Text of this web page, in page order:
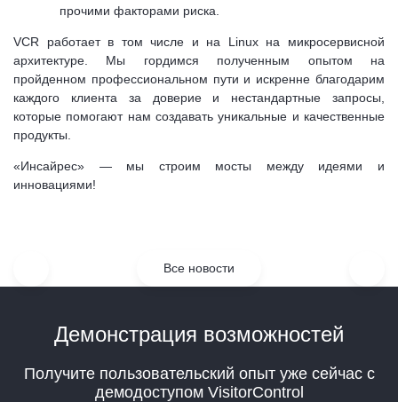
прочими факторами риска.
VCR работает в том числе и на Linux на микросервисной
архитектуре. Мы гордимся полученным опытом на
пройденном профессиональном пути и искренне благодарим
каждого клиента за доверие и нестандартные запросы,
которые помогают нам создавать уникальные и качественные
продукты.
«Инсайрес» — мы строим мосты между идеями и
инновациями!
Все новости
Демонстрация возможностей
Получите пользовательский опыт уже сейчас с
демодоступом VisitorControl